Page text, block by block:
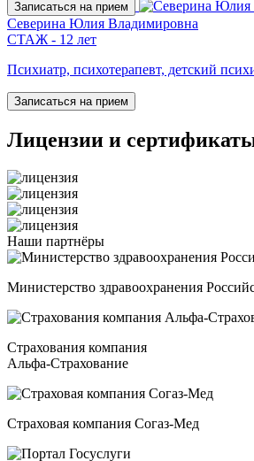
Записаться на прием
Северина Юлия Владимировна
СТАЖ - 12 лет
Психиатр, психотерапевт, детский
Записаться на прием
Лицензии и
Наши партнёры
Министерство здравоохранения
Страхования компания
Альфа-Страхование
Страховая компания Согаз-Мед